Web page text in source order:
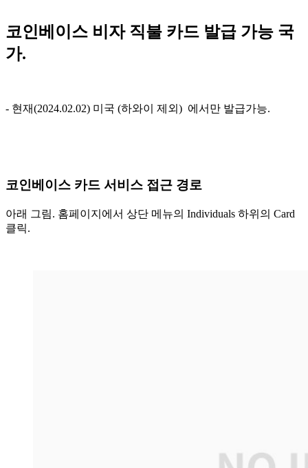
코인베이스 비자 직불 카드 발급 가능 국
가.
- 현재(2024.02.02) 미국 (하와이 제외) 에서만 발급가능.
코인베이스 카드 서비스 접근 경로
아래 그림. 홈페이지에서 상단 메뉴의 Individuals 하위의 Card
클릭.